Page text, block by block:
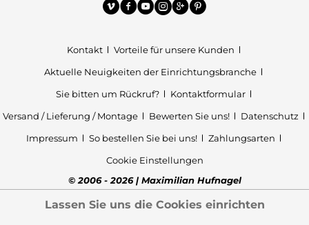
Kontakt
Vorteile für unsere Kunden
Aktuelle Neuigkeiten der Einrichtungsbranche
Sie bitten um Rückruf?
Kontaktformular
Versand / Lieferung / Montage
Bewerten Sie uns!
Datenschutz
Impressum
So bestellen Sie bei uns!
Zahlungsarten
Cookie Einstellungen
© 2006 - 2026 | Maximilian Hufnagel
Lassen Sie uns die Cookies einrichten